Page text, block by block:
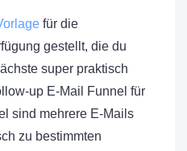
für die
gestellt, die du
super praktisch
up E-Mail Funnel für
sind mehrere E-Mails
zu bestimmten